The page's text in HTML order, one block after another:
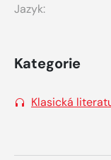
Jazyk:
Kategorie
Klasická